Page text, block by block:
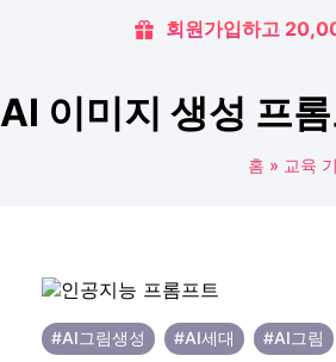
회원가입하고
AI 이미지 생성 프
홈 » 교육
#AI그림생성 #AI세대 #AI그림